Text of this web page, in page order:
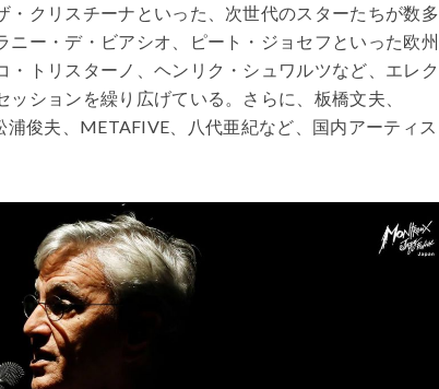
クリスチーナといった、次世代のスターたちが数多
ー・デ・ビアシオ、ピート・ジョセフといった欧州
トリスターノ、ヘンリク・シュワルツなど、エレク
ションを繰り広げている。さらに、板橋文夫、
俊夫、METAFIVE、八代亜紀など、国内アーティス